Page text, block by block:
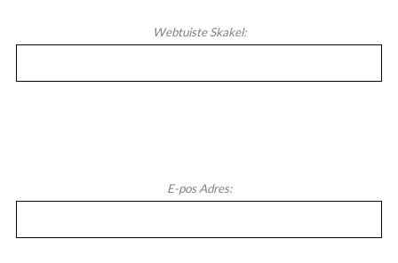
Webtuiste Skakel:
E-pos Adres: